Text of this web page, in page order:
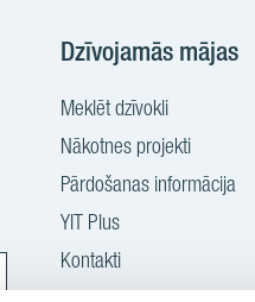
Dzīvojamās mājas
Meklēt dzīvokli
Nākotnes projekti
Pārdošanas informācija
YIT Plus
Kontakti